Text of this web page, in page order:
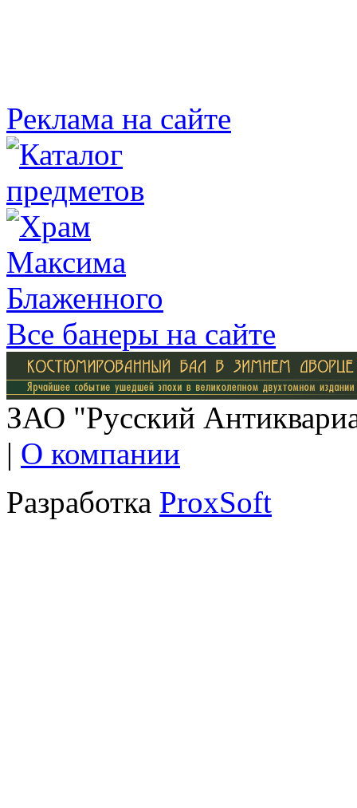
Реклама на сайте
Все банеры на сайте
ЗАО "Русский
| О компании
Разработка ProxSoft